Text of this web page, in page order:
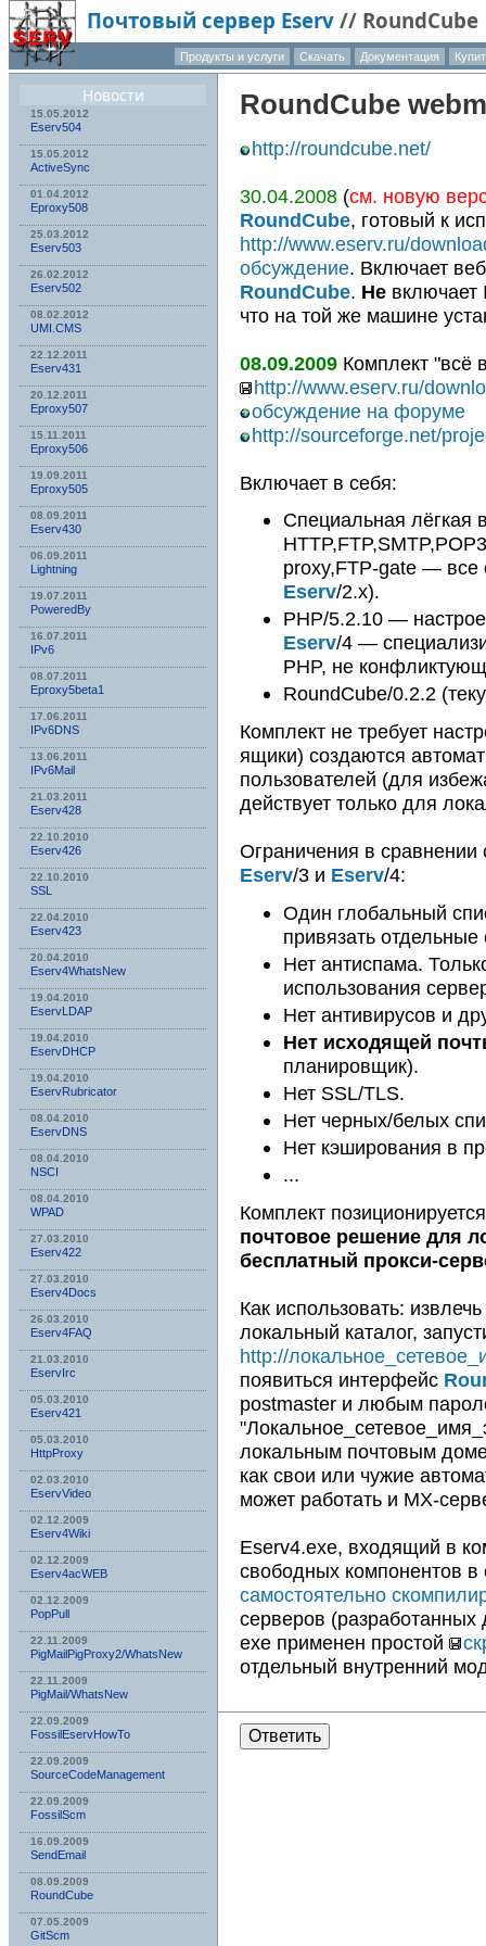
Почтовый сервер Eserv // RoundCube
Продукты и услуги Скачать Документация
Новости
15.05.2012
Eserv504
15.05.2012
ActiveSync
01.04.2012
Eproxy508
25.03.2012
Eserv503
26.02.2012
Eserv502
08.02.2012
UMI.CMS
22.12.2011
Eserv431
20.12.2011
Eproxy507
15.11.2011
Eproxy506
19.09.2011
Eproxy505
08.09.2011
Eserv430
06.09.2011
Lightning
19.07.2011
PoweredBy
16.07.2011
IPv6
08.07.2011
Eproxy5beta1
17.06.2011
IPv6DNS
13.06.2011
IPv6Mail
21.03.2011
Eserv428
22.10.2010
Eserv426
22.10.2010
SSL
22.04.2010
Eserv423
20.04.2010
Eserv4WhatsNew
19.04.2010
EservLDAP
19.04.2010
EservDHCP
19.04.2010
EservRubricator
08.04.2010
EservDNS
08.04.2010
NSСI
08.04.2010
WPAD
27.03.2010
Eserv422
27.03.2010
Eserv4Docs
26.03.2010
Eserv4FAQ
21.03.2010
EservIrc
05.03.2010
Eserv421
05.03.2010
HttpProxy
02.03.2010
EservVideo
02.12.2009
Eserv4Wiki
02.12.2009
Eserv4acWEB
02.12.2009
PopPull
22.11.2009
PigMailPigProxy2/WhatsNew
22.11.2009
PigMail/WhatsNew
22.09.2009
FossilEservHowTo
22.09.2009
SourceCodeManagement
22.09.2009
FossilScm
16.09.2009
SendEmail
08.09.2009
RoundCube
07.05.2009
GitScm
RoundCube
http://roundcube.net/
30.04.2008 (см. новую
RoundCube, готовый к
http://www.eserv.ru/
обсуждение. Включает
RoundCube. Не включает
что на той же машине
08.09.2009 Комплект "всё
http://www.eserv.ru/
обсуждение на форуме
http://sourceforge.net/
Включает в себя:
Специальная лёгкая
proxy,FTP-gate — все
Eserv/2.x).
PHP/5.2.10 —
Eserv/4 —
PHP, не
RoundCube/0.2.2
Комплект не требует
ящики) создаются
пользователей (для
действует только для
Ограничения в
Eserv/3 и Eserv/4:
Один глобальный
привязать
Нет антиспама.
использования
Нет антивирусов и
Нет исходящей
планировщик).
Нет SSL/TLS.
Нет черных/белых
Нет кэширования в
...
Комплект
почтовое решение для
бесплатный прокси-
Как использовать:
локальный каталог,
http://
появиться интерфейс
postmaster и любым
локальным почтовым
как свои или чужие
может работать и MX-
Eserv4.exe, входящий в
свободных компонентов в
самостоятельно
серверов
exe применен простой
отдельный внутренний
Ответить